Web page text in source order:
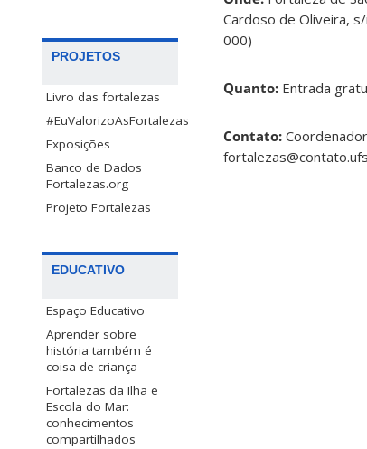
PROJETOS
Livro das fortalezas
#EuValorizoAsFortalezas
Exposições
Banco de Dados
Fortalezas.org
Projeto Fortalezas
EDUCATIVO
Espaço Educativo
Aprender sobre
história também é
coisa de criança
Fortalezas da Ilha e
Escola do Mar:
conhecimentos
compartilhados
Cardoso de Oliveira,
000)
Quanto: Entrada
Contato: